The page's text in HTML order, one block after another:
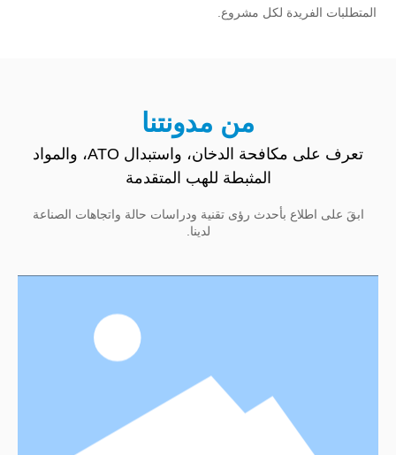
المتطلبات الفريدة لكل مشروع.
من مدونتنا
تعرف على مكافحة الدخان، واستبدال ATO، والمواد
المثبطة للهب المتقدمة
ابقَ على اطلاع بأحدث رؤى تقنية ودراسات حالة واتجاهات الصناعة
لدينا.